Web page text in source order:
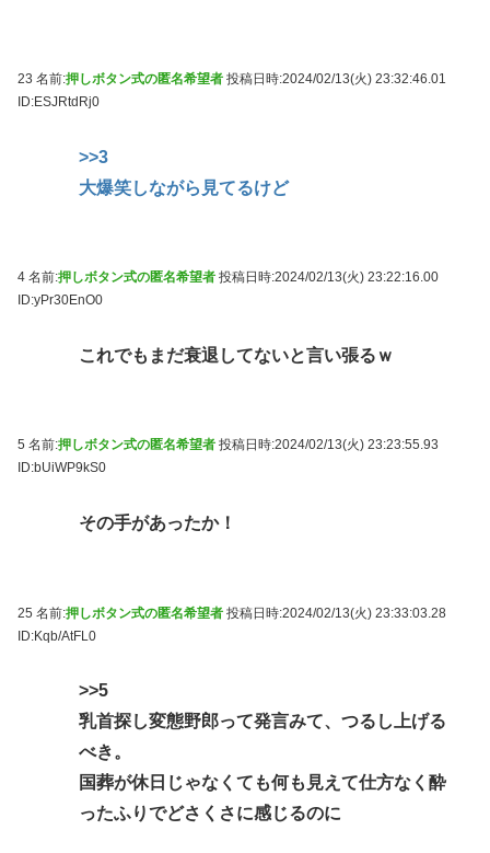
23 名前:押しボタン式の匿名希望者 投稿日時:2024/02/13(火) 23:32:46.01
ID:ESJRtdRj0
>>3
大爆笑しながら見てるけど
4 名前:押しボタン式の匿名希望者 投稿日時:2024/02/13(火) 23:22:16.00
ID:yPr30EnO0
これでもまだ衰退してないと言い張るｗ
5 名前:押しボタン式の匿名希望者 投稿日時:2024/02/13(火) 23:23:55.93
ID:bUiWP9kS0
その手があったか！
25 名前:押しボタン式の匿名希望者 投稿日時:2024/02/13(火) 23:33:03.28
ID:Kqb/AtFL0
>>5
乳首探し変態野郎って発言みて、つるし上げる
べき。
国葬が休日じゃなくても何も見えて仕方なく酔
ったふりでどさくさに感じるのに